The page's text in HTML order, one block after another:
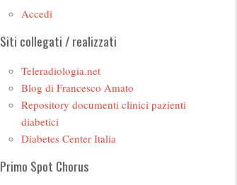
Accedi
Siti collegati / realizzati
Teleradiologia.net
Blog di Francesco Amato
Repository documenti clinici pazienti
diabetici
Diabetes Center Italia
Primo Spot Chorus